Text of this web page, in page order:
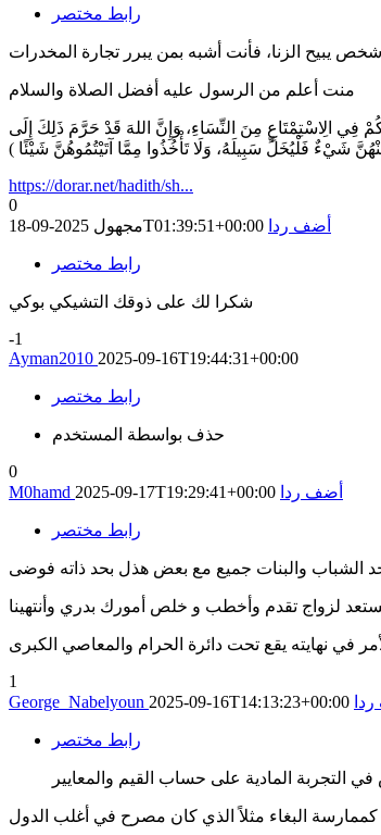
رابط مختصر
منت أعلم من الرسول عليه أفضل الصلاة والسلام
لَكُمْ فِي الِاسْتِمْتَاعِ مِنَ النِّسَاءِ، وَإِنَّ اللهَ قَدْ حَرَّمَ ذَلِكَ إِلَى
https://dorar.net/hadith/sh...
0
مجهول2025-09-18T01:39:51+00:00 أضف ردا
رابط مختصر
شكرا لك على ذوقك التشيكي بوكي
-1
Ayman2010 2025-09-16T19:44:31+00:00
رابط مختصر
حذف بواسطة المستخدم
0
M0hamd 2025-09-17T19:29:41+00:00 أضف ردا
رابط مختصر
1
George_Nabelyoun 2025-09-16T14:13:23+00:00
رابط مختصر